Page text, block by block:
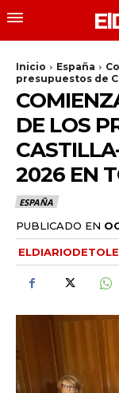
Inicio España
presupuestos de
DE LOS
2026 EN
ESPAÑA
PUBLICADO EN